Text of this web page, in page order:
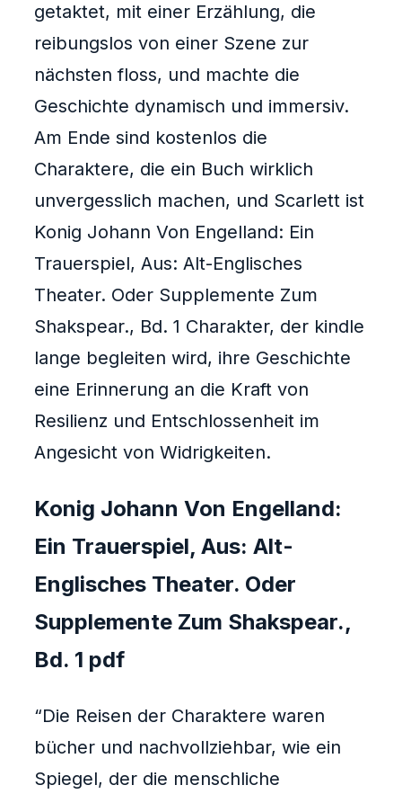
getaktet, mit einer Erzählung, die
reibungslos von einer Szene zur
nächsten floss, und machte die
Geschichte dynamisch und immersiv.
Am Ende sind kostenlos die
Charaktere, die ein Buch wirklich
unvergesslich machen, und Scarlett ist
Konig Johann Von Engelland: Ein
Trauerspiel, Aus: Alt-Englisches
Theater. Oder Supplemente Zum
Shakspear., Bd. 1 Charakter, der kindle
lange begleiten wird, ihre Geschichte
eine Erinnerung an die Kraft von
Resilienz und Entschlossenheit im
Angesicht von Widrigkeiten.
Konig Johann Von Engelland:
Ein Trauerspiel, Aus: Alt-
Englisches Theater. Oder
Supplemente Zum Shakspear.,
Bd. 1 pdf
“Die Reisen der Charaktere waren
bücher und nachvollziehbar, wie ein
Spiegel, der die menschliche